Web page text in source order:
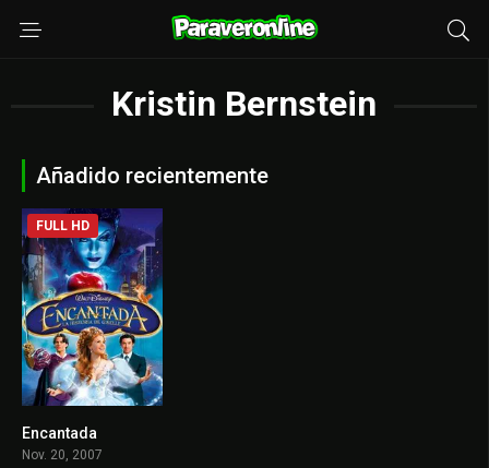
Kristin Bernstein
Añadido recientemente
FULL HD
Encantada
Nov. 20, 2007